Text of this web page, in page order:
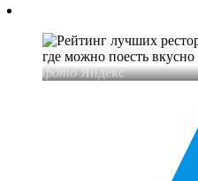
фотоЯндекс